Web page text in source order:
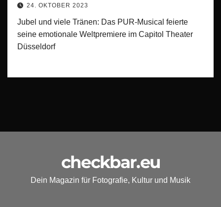
24. OKTOBER 2023
Jubel und viele Tränen: Das PUR-Musical feierte
seine emotionale Weltpremiere im Capitol Theater
Düsseldorf
checkbar.eu
Dein Magazin für Fotografie, Kultur und Musik